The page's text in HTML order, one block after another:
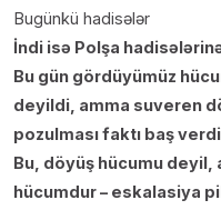
Bugünkü hadisələr
İndi isə Polşa
Bu gün gördüyümüz
deyildi, amma suveren
pozulması faktı baş
Bu, döyüş hücumu
hücumdur – eskalasiya